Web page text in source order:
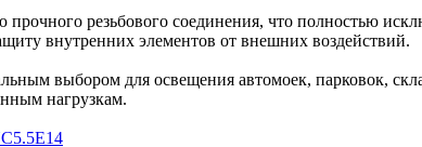
резьбового соединения, что полностью
внутренних элементов от внешних воздействий.
выбором для освещения автомоек, парковок,
нагрузкам.